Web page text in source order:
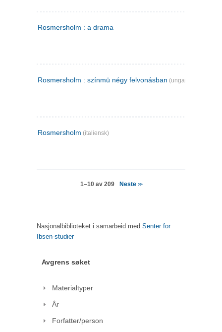
Rosmersholm : a drama
Rosmersholm : színmü négy felvonásban (ungarsk)
Rosmersholm (italiensk)
1–10 av 209 Neste >>
Nasjonalbiblioteket i samarbeid med Senter for
Ibsen-studier
Avgrens søket
Materialtyper
År
Forfatter/person